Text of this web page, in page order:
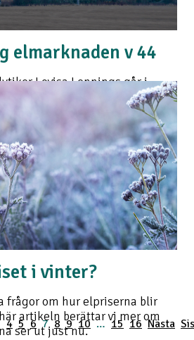
elmarknaden v 44
Lovisa Lennings går i
igenom vad som är aktuellt på
i vinter?
frågor om hur elpriserna blir
artikeln berättar vi mer om
ser ut just nu.
4 5 6 7 8 9 10 … 15 16 Nästa